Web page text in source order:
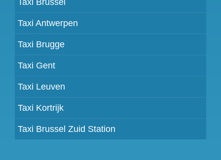
Taxi Antwerpen
Taxi Brugge
Taxi Gent
Taxi Leuven
Taxi Kortrijk
Taxi Brussel Zuid Station